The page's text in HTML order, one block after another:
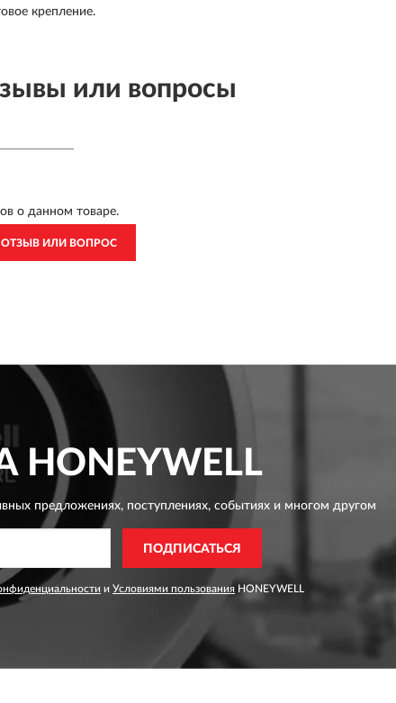
крепление.
или вопросы
о данном товаре.
ОТЗЫВ ИЛИ ВОПРОС
HONEYWELL
предложениях,поступлениях, событиях и многом другом
ПОДПИСАТЬСЯ
и Условиями пользования HONEYWELL